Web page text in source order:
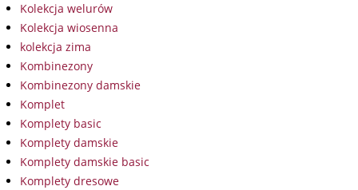
Kolekcja welurów
Kolekcja wiosenna
kolekcja zima
Kombinezony
Kombinezony damskie
Komplet
Komplety basic
Komplety damskie
Komplety damskie basic
Komplety dresowe